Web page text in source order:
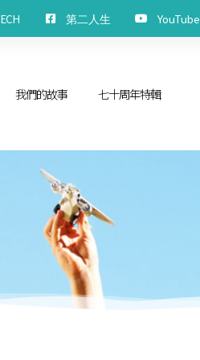
ECH 第二人生 YouTube
我們的故事 七十周年特輯